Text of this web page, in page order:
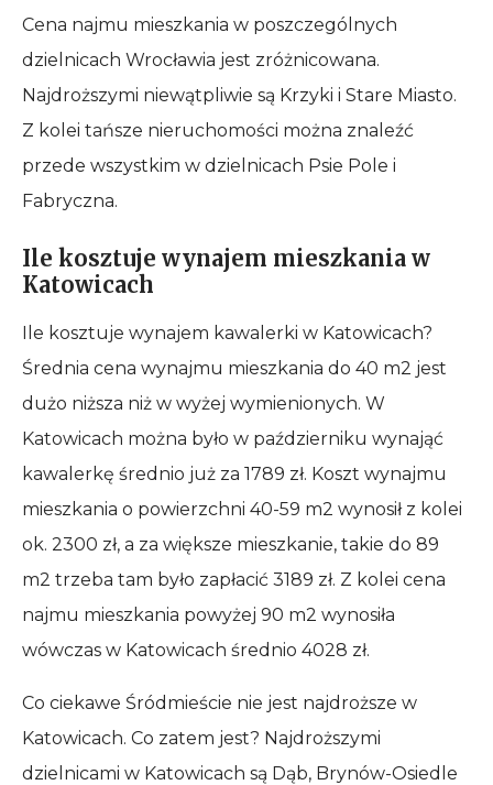
Cena najmu mieszkania w poszczególnych
dzielnicach Wrocławia jest zróżnicowana.
Najdroższymi niewątpliwie są Krzyki i Stare Miasto.
Z kolei tańsze nieruchomości można znaleźć
przede wszystkim w dzielnicach Psie Pole i
Fabryczna.
Ile kosztuje wynajem mieszkania w
Katowicach
Ile kosztuje wynajem kawalerki w Katowicach?
Średnia cena wynajmu mieszkania do 40 m2 jest
dużo niższa niż w wyżej wymienionych. W
Katowicach można było w październiku wynająć
kawalerkę średnio już za 1789 zł. Koszt wynajmu
mieszkania o powierzchni 40-59 m2 wynosił z kolei
ok. 2300 zł, a za większe mieszkanie, takie do 89
m2 trzeba tam było zapłacić 3189 zł. Z kolei cena
najmu mieszkania powyżej 90 m2 wynosiła
wówczas w Katowicach średnio 4028 zł.
Co ciekawe Śródmieście nie jest najdroższe w
Katowicach. Co zatem jest? Najdroższymi
dzielnicami w Katowicach są Dąb, Brynów-Osiedle